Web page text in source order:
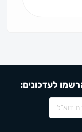
לעדכונים: